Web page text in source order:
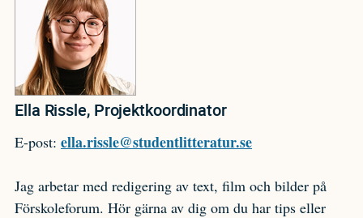
Ella Rissle, Projektkoordinator
E-post: ella.rissle@studentlitteratur.se
Jag arbetar med redigering av text, film och bilder på
Förskoleforum. Hör gärna av dig om du har tips eller